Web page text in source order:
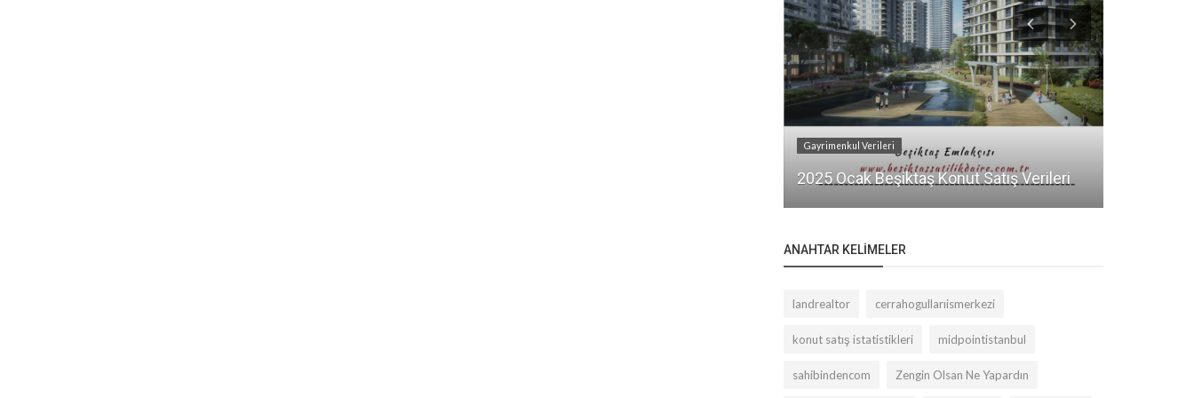
Gayrimenkul Verileri
2025 Ocak Beşiktaş Konut Satış Verileri
ANAHTAR KELIMELER
landrealtor cerrahogullarıismerkezi
konut satış istatistikleri midpointistanbul
sahibindencom Zengin Olsan Ne Yapardın